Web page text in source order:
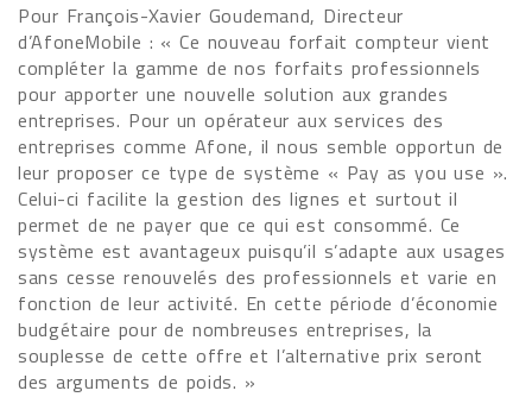
Pour François-Xavier Goudemand, Directeur
d’AfoneMobile : « Ce nouveau forfait compteur vient
compléter la gamme de nos forfaits professionnels
pour apporter une nouvelle solution aux grandes
entreprises. Pour un opérateur aux services des
entreprises comme Afone, il nous semble opportun de
leur proposer ce type de système « Pay as you use ».
Celui-ci facilite la gestion des lignes et surtout il
permet de ne payer que ce qui est consommé. Ce
système est avantageux puisqu’il s’adapte aux usages
sans cesse renouvelés des professionnels et varie en
fonction de leur activité. En cette période d’économie
budgétaire pour de nombreuses entreprises, la
souplesse de cette offre et l’alternative prix seront
des arguments de poids. »